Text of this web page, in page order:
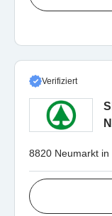
Verifiziert
8820 Neumarkt in